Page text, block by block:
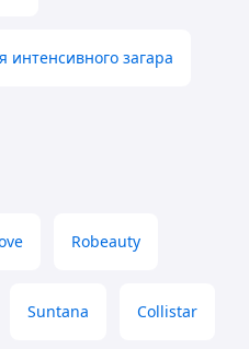
интенсивного загара
Robeauty
Suntana Collistar